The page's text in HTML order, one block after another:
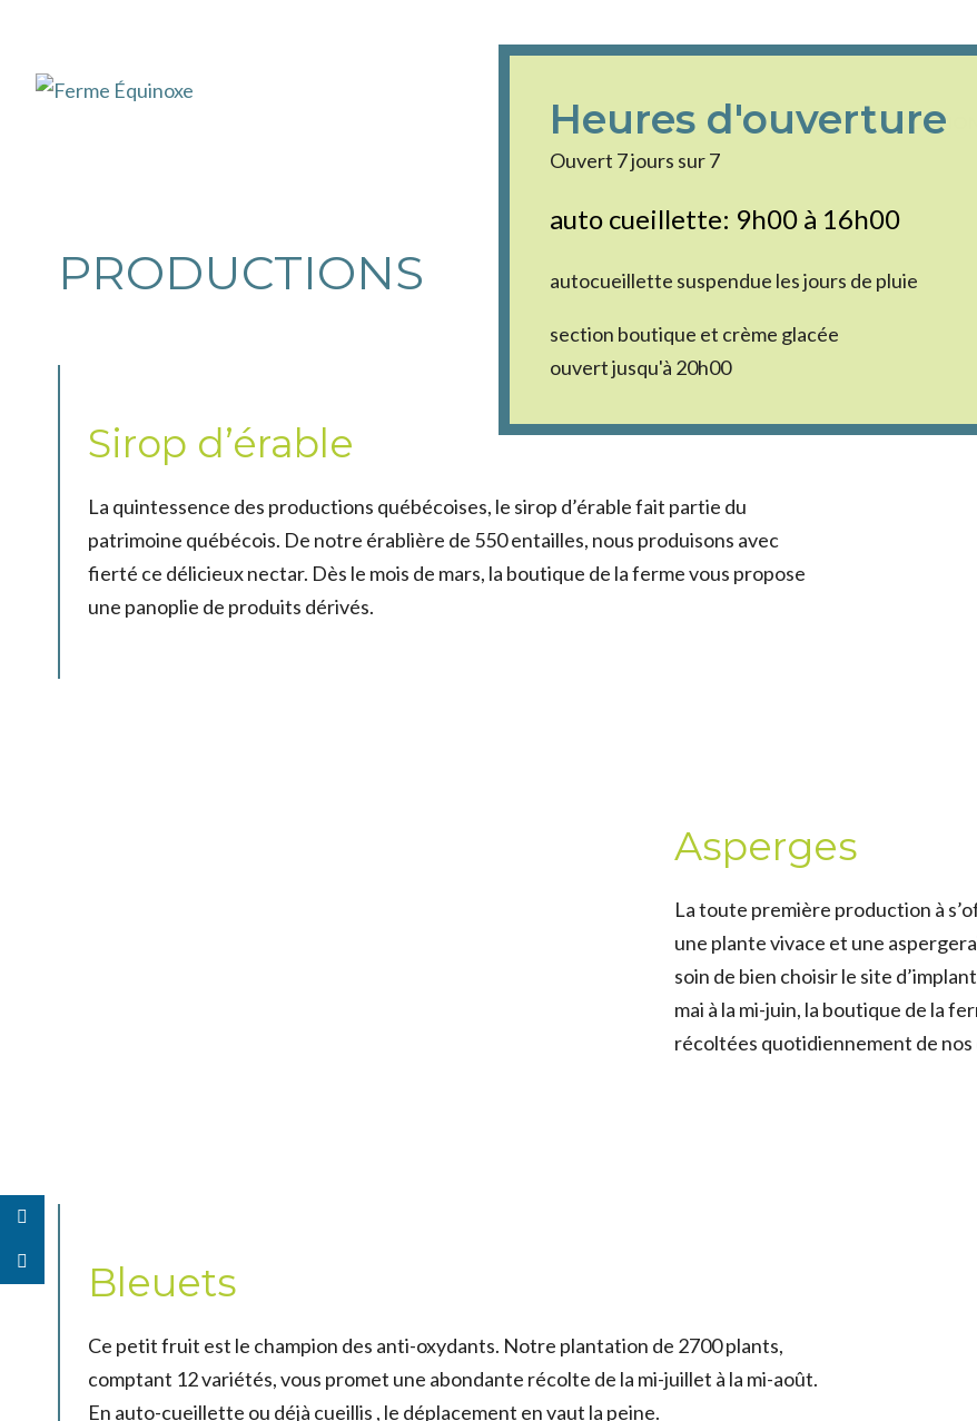
contenu
À PROPOS
PRODUCTIONS
Sirop d’érable
La quintessence des productions québécoises, le sirop d’érable fait partie du
patrimoine québécois. De notre érablière de 550 entailles, nous produisons avec
fierté ce délicieux nectar. Dès le mois de mars, la boutique de la ferme vous propose
une panoplie de produits dérivés.
Asperges
La toute première production à
une plante vivace et une
soin de bien choisir le site
mai à la mi-juin, la boutique de la
récoltées quotidiennement de nos
Bleuets
Ce petit fruit est le champion des anti-oxydants. Notre plantation de 2700 plants,
comptant 12 variétés, vous promet une abondante récolte de la mi-juillet à la mi-août.
En auto-cueillette ou déjà cueillis , le déplacement en vaut la peine.
Heures d'ouverture
Ouvert 7 jours sur 7
auto cueillette: 9h00 à 16h00
autocueillette suspendue les jours de pluie
section boutique et crème glacée
ouvert jusqu'à 20h00